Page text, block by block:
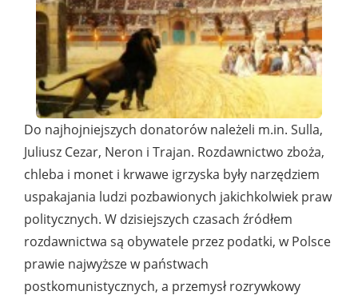
Do najhojniejszych donatorów należeli m.in. Sulla,
Juliusz Cezar, Neron i Trajan. Rozdawnictwo zboża,
chleba i monet i krwawe igrzyska były narzędziem
uspakajania ludzi pozbawionych jakichkolwiek praw
politycznych. W dzisiejszych czasach źródłem
rozdawnictwa są obywatele przez podatki, w Polsce
prawie najwyższe w państwach
postkomunistycznych, a przemysł rozrywkowy